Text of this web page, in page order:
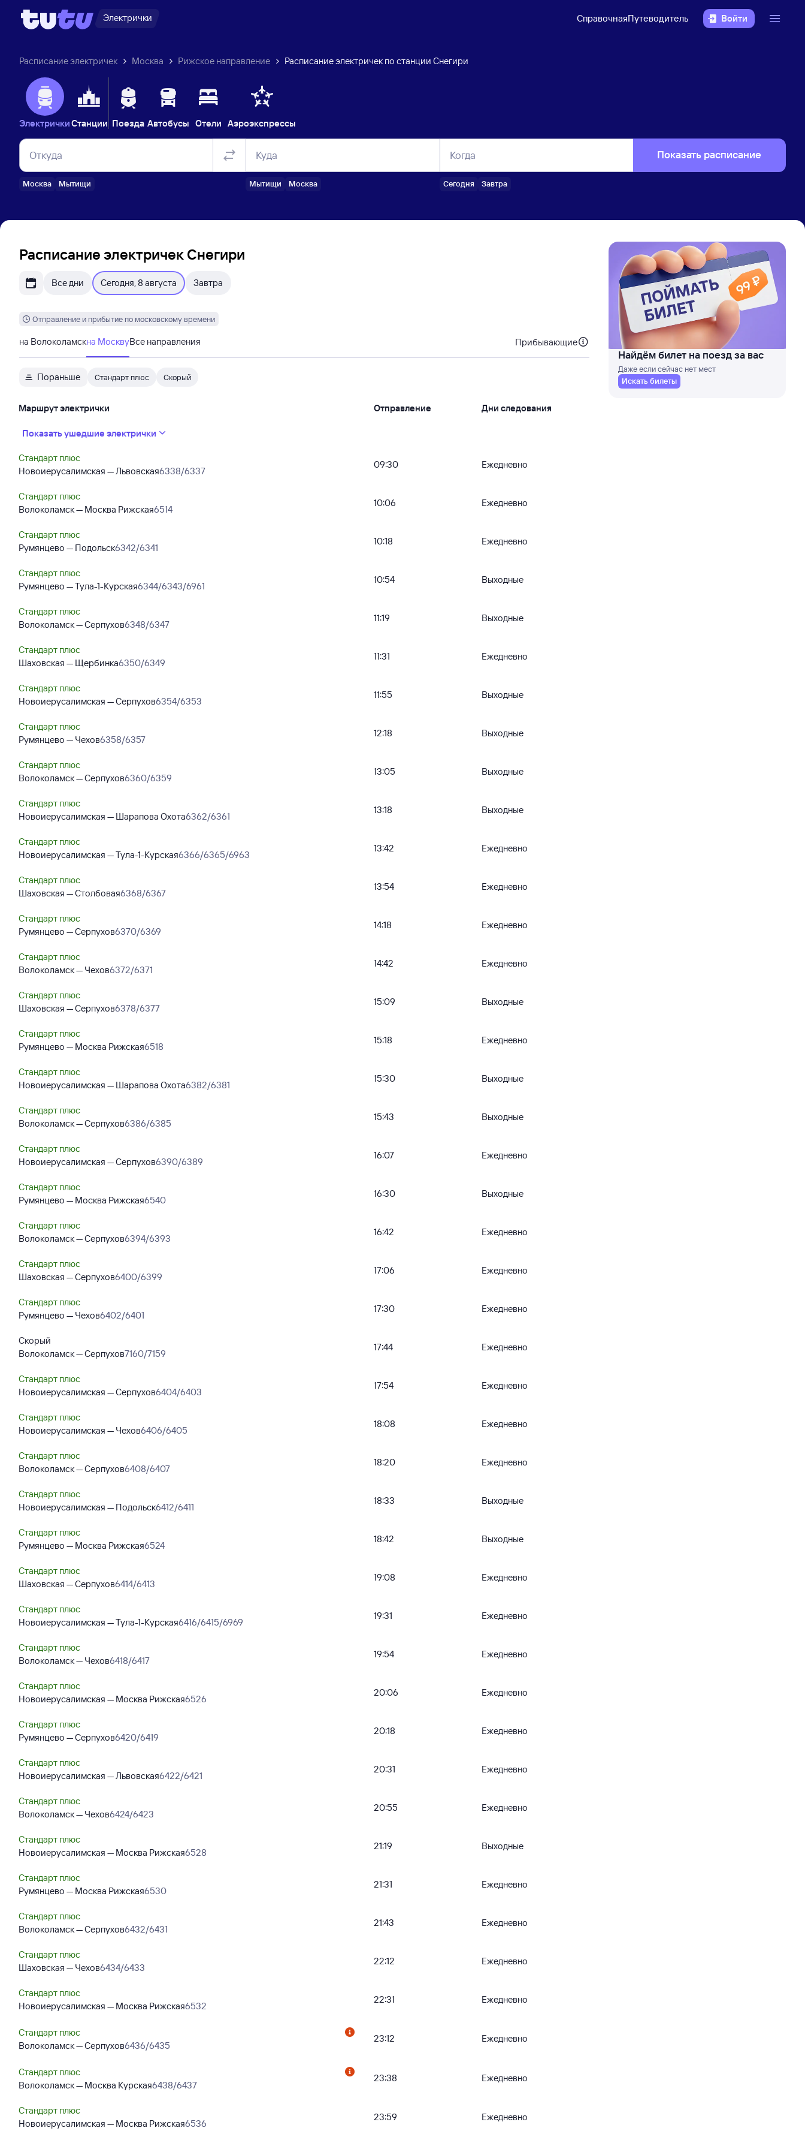
Электрички СправочнаяПутеводитель Войти
Расписание электричек Москва Рижское направление Расписание электричек по станции Снегири
ЭлектричкиСтанции Поезда Автобусы Отели Аэроэкспрессы
Откуда
Москва Мытищи
Куда
Мытищи Москва
Когда
Сегодня Завтра
Показать расписание
Расписание электричек Снегири
Все дни Сегодня, 8 августа Завтра
Отправление и прибытие по московскому времени
на Волоколамскна МосквуВсе направления Прибывающие
Пораньше Стандарт плюс Скорый
Маршрут электрички Отправление Дни следования
Показать ушедшие электрички
Стандарт плюс
Новоиерусалимская — Львовская6338/6337
09:30 Ежедневно
Стандарт плюс
Волоколамск — Москва Рижская6514
10:06 Ежедневно
Стандарт плюс
Румянцево — Подольск6342/6341
10:18 Ежедневно
Стандарт плюс
Румянцево — Тула-1-Курская6344/6343/6961
10:54 Выходные
Стандарт плюс
Волоколамск — Серпухов6348/6347
11:19 Выходные
Стандарт плюс
Шаховская — Щербинка6350/6349
11:31 Ежедневно
Стандарт плюс
Новоиерусалимская — Серпухов6354/6353
11:55 Выходные
Стандарт плюс
Румянцево — Чехов6358/6357
12:18 Выходные
Стандарт плюс
Волоколамск — Серпухов6360/6359
13:05 Выходные
Стандарт плюс
Новоиерусалимская — Шарапова Охота6362/6361
13:18 Выходные
Стандарт плюс
Новоиерусалимская — Тула-1-Курская6366/6365/6963
13:42 Ежедневно
Стандарт плюс
Шаховская — Столбовая6368/6367
13:54 Ежедневно
Стандарт плюс
Румянцево — Серпухов6370/6369
14:18 Ежедневно
Стандарт плюс
Волоколамск — Чехов6372/6371
14:42 Ежедневно
Стандарт плюс
Шаховская — Серпухов6378/6377
15:09 Выходные
Стандарт плюс
Румянцево — Москва Рижская6518
15:18 Ежедневно
Стандарт плюс
Новоиерусалимская — Шарапова Охота6382/6381
15:30 Выходные
Стандарт плюс
Волоколамск — Серпухов6386/6385
15:43 Выходные
Стандарт плюс
Новоиерусалимская — Серпухов6390/6389
16:07 Ежедневно
Стандарт плюс
Румянцево — Москва Рижская6540
16:30 Выходные
Стандарт плюс
Волоколамск — Серпухов6394/6393
16:42 Ежедневно
Стандарт плюс
Шаховская — Серпухов6400/6399
17:06 Ежедневно
Стандарт плюс
Румянцево — Чехов6402/6401
17:30 Ежедневно
Скорый
Волоколамск — Серпухов7160/7159
17:44 Ежедневно
Стандарт плюс
Новоиерусалимская — Серпухов6404/6403
17:54 Ежедневно
Стандарт плюс
Новоиерусалимская — Чехов6406/6405
18:08 Ежедневно
Стандарт плюс
Волоколамск — Серпухов6408/6407
18:20 Ежедневно
Стандарт плюс
Новоиерусалимская — Подольск6412/6411
18:33 Выходные
Стандарт плюс
Румянцево — Москва Рижская6524
18:42 Выходные
Стандарт плюс
Шаховская — Серпухов6414/6413
19:08 Ежедневно
Стандарт плюс
Новоиерусалимская — Тула-1-Курская6416/6415/6969
19:31 Ежедневно
Стандарт плюс
Волоколамск — Чехов6418/6417
19:54 Ежедневно
Стандарт плюс
Новоиерусалимская — Москва Рижская6526
20:06 Ежедневно
Стандарт плюс
Румянцево — Серпухов6420/6419
20:18 Ежедневно
Стандарт плюс
Новоиерусалимская — Львовская6422/6421
20:31 Ежедневно
Стандарт плюс
Волоколамск — Чехов6424/6423
20:55 Ежедневно
Стандарт плюс
Новоиерусалимская — Москва Рижская6528
21:19 Выходные
Стандарт плюс
Румянцево — Москва Рижская6530
21:31 Ежедневно
Стандарт плюс
Волоколамск — Серпухов6432/6431
21:43 Ежедневно
Стандарт плюс
Шаховская — Чехов6434/6433
22:12 Ежедневно
Стандарт плюс
Новоиерусалимская — Москва Рижская6532
22:31 Ежедневно
Стандарт плюс
Волоколамск — Серпухов6436/6435
23:12 Ежедневно
Стандарт плюс
Волоколамск — Москва Курская6438/6437
23:38 Ежедневно
Стандарт плюс
Новоиерусалимская — Москва Рижская6536
23:59 Ежедневно
Найдём билет на поезд за вас
Даже если сейчас нет мест
Искать билеты